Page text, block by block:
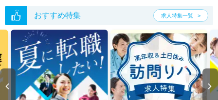
おすすめ特集 求人特集一覧